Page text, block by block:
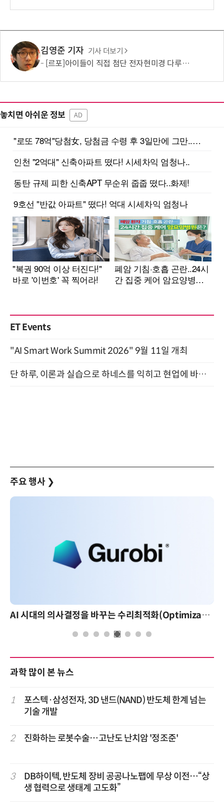
김영준 기자 기사 더보기
[르포]아이들이 직접 첨단 전자현미경 다루며 과학원리 체득...과학체험 제공 '주니어닥터' 현장
놓치면 아쉬운 정보 AD
ET Events
"AI Smart Work Summit 2026" 9월 11일 개최
단 하루, 이론과 실습으로 하네스를 익히고 현업에 바로 쓰는 핸즈온 워크숍 (8/20)
주요 행사 ❯
AI 시대의 의사결정을 바꾸는 수리최적화(Optimization): 실제 산업 적용 사례와 활용 전략
과학 많이 본 뉴스
1
포스텍·삼성전자, 3D 낸드(NAND) 반도체 한계 넘는
기술 개발
2 진화하는 로봇수술…고난도 난치암 '정조준'
3
DB하이텍, 반도체 장비 공공나노팹에 무상 이전…“상
생 협력으로 생태계 고도화”